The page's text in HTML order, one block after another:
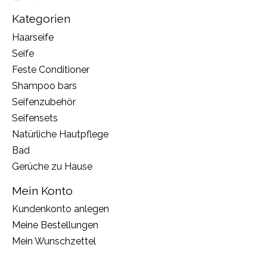
Kategorien
Haarseife
Seife
Feste Conditioner
Shampoo bars
Seifenzubehör
Seifensets
Natürliche Hautpflege
Bad
Gerüche zu Hause
Mein Konto
Kundenkonto anlegen
Meine Bestellungen
Mein Wunschzettel